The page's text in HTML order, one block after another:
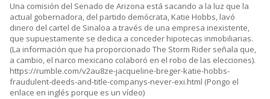
Una comisión del Senado de Arizona está sacando a la luz que la
actual gobernadora, del partido demócrata, Katie Hobbs, lavó
dinero del cartel de Sinaloa a través de una empresa inexistente,
que supuestamente se dedica a conceder hipotecas inmobiliarias.
(La información que ha proporcionado The Storm Rider señala que,
a cambio, el narco mexicano colaboró en el robo de las elecciones).
https://rumble.com/v2au8ze-jacqueline-breger-katie-hobbs-
fraudulent-deeds-and-title-companys-never-exi.html (Pongo el
enlace en inglés porque es un vídeo)